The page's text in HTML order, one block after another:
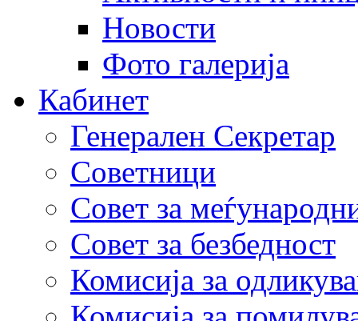
Новости
Фото галерија
Кабинет
Генерален Секретар
Советници
Совет за
Совет за безбедност
Комисија за